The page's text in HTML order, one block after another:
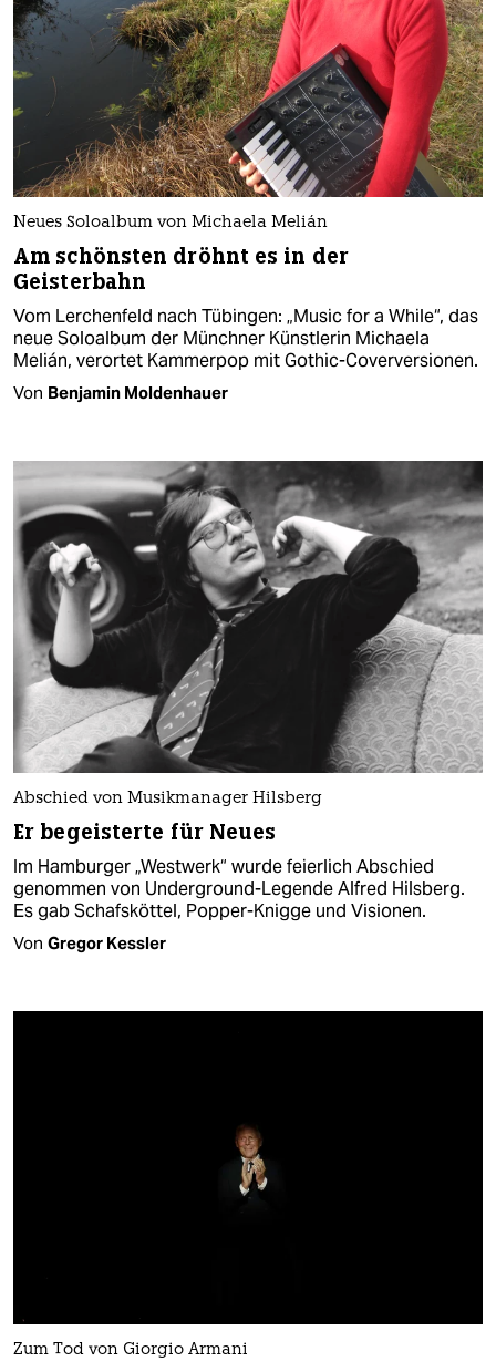
Neues Soloalbum von Michaela Melián
Am schönsten dröhnt es in der
Geisterbahn
Vom Lerchenfeld nach Tübingen: „Music for a While“, das
neue Soloalbum der Münchner Künstlerin Michaela
Melián, verortet Kammerpop mit Gothic-Coverversionen.
Von Benjamin Moldenhauer
Abschied von Musikmanager Hilsberg
Er begeisterte für Neues
Im Hamburger „Westwerk“ wurde feierlich Abschied
genommen von Underground-Legende Alfred Hilsberg.
Es gab Schafsköttel, Popper-Knigge und Visionen.
Von Gregor Kessler
Zum Tod von Giorgio Armani